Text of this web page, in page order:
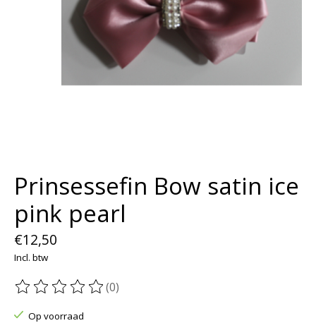
Prinsessefin Bow satin ice
pink pearl
€12,50
Incl. btw
De beoordeling van dit product is
(0)
Op voorraad